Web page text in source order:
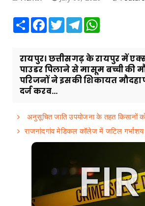
Share Facebook
TwitterTelegram
रायपुर। छत्तीसगढ़ के रायपुर में
पाउडर पिलाने से मासूम बच्ची की
परिजनों ने इसकी शिकायत
दर्ज करव...
अनुसूचित जाति उपयोजना के तहत किसानों
राजनांदगांव मेडिकल कॉलेज में जटिल